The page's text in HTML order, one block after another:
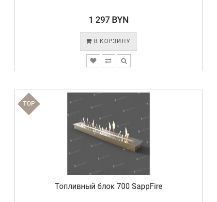
1 297 BYN
В КОРЗИНУ
TOP
Топливный блок 700 SappFire